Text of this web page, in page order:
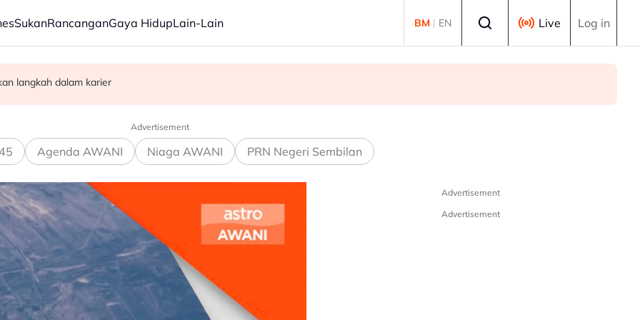
SukanRancanganGaya HidupLain-Lain BM | EN Live Log in
di restoran salai Alor Gajah
langkah dalam karier
Negeri Sembilan
Advertisement
Agenda AWANI Niaga AWANI PRN Negeri Sembilan
Advertisement
Advertisement